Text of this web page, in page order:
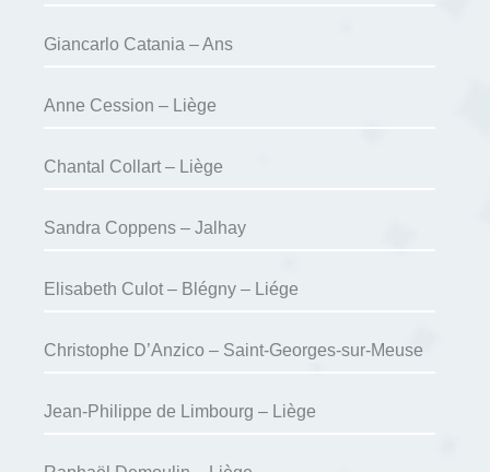
Giancarlo Catania – Ans
Anne Cession – Liège
Chantal Collart – Liège
Sandra Coppens – Jalhay
Elisabeth Culot – Blégny – Liége
Christophe D’Anzico – Saint-Georges-sur-Meuse
Jean-Philippe de Limbourg – Liège